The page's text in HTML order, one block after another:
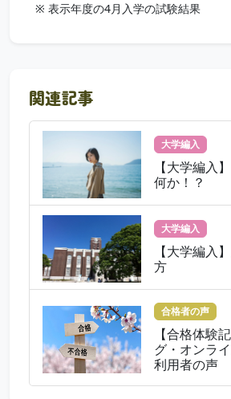
※ 表示年度の4月入学の試験結果
関連記事
大学編入
【大学編入
何か！？
大学編入
【大学編入
方
合格者の声
【合格体験
グ・オンラ
利用者の声